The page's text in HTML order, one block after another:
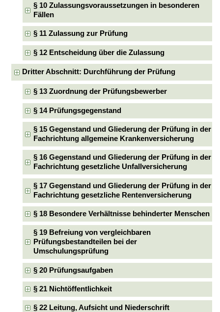
§ 10 Zulassungsvoraussetzungen in besonderen
Fällen
§ 11 Zulassung zur Prüfung
§ 12 Entscheidung über die Zulassung
Dritter Abschnitt: Durchführung der Prüfung
§ 13 Zuordnung der Prüfungsbewerber
§ 14 Prüfungsgegenstand
§ 15 Gegenstand und Gliederung der Prüfung in der
Fachrichtung allgemeine Krankenversicherung
§ 16 Gegenstand und Gliederung der Prüfung in der
Fachrichtung gesetzliche Unfallversicherung
§ 17 Gegenstand und Gliederung der Prüfung in der
Fachrichtung gesetzliche Rentenversicherung
§ 18 Besondere Verhältnisse behinderter Menschen
§ 19 Befreiung von vergleichbaren
Prüfungsbestandteilen bei der
Umschulungsprüfung
§ 20 Prüfungsaufgaben
§ 21 Nichtöffentlichkeit
§ 22 Leitung, Aufsicht und Niederschrift